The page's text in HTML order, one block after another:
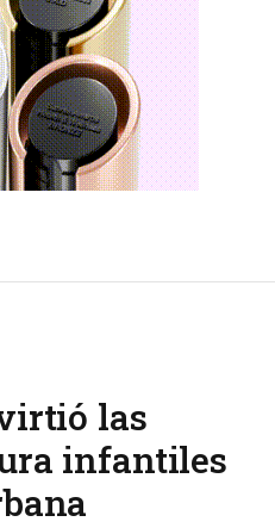
las
infantiles